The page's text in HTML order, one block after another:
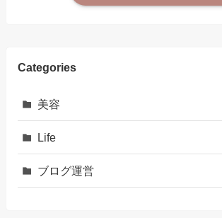
Categories
美容
Life
ブログ運営